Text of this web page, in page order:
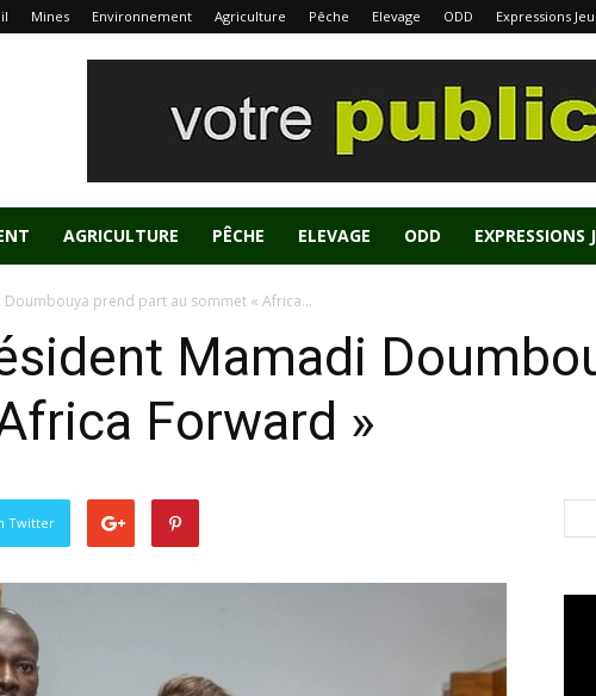
Mines Environnement Agriculture Pêche Elevage ODD Expressions
AGRICULTURE PÊCHE ELEVAGE ODD EXPRESSIONS
prend part au sommet « Africa...
Mamadi
Forward »
Twitter